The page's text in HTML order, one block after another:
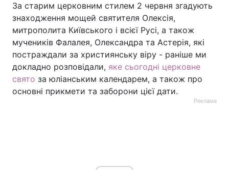
За старим церковним стилем 2 червня згадують
знаходження мощей святителя Олексія,
митрополита Київського і всієї Русі, а також
мучеників Фалалея, Олександра та Астерія, які
постраждали за християнську віру - раніше ми
докладно розповідали, яке сьогодні церковне
свято за юліанським календарем, а також про
основні прикмети та заборони цієї дати.
Реклама